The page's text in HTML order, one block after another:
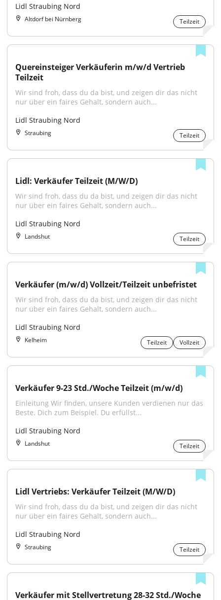
Lidl Straubing Nord
Altdorf bei Nürnberg Teilzeit
Quereinsteiger Verkäuferin m/w/d Vertrieb
Teilzeit
Wir sind froh, dass du da bist, und zeigen dir das nicht
nur über ein faires Gehalt, sondern auch...
Lidl Straubing Nord
Straubing Teilzeit
Lidl: Verkäufer Teilzeit (M/W/D)
Wir sind froh, dass du da bist, und zeigen dir das nicht
nur über ein faires Gehalt, sondern auch...
Lidl Straubing Nord
Landshut Teilzeit
Verkäufer (m/w/d) Vollzeit/Teilzeit unbefristet
Wir sind froh, dass du da bist, und zeigen dir das nicht
nur über ein faires Gehalt, sondern auch...
Lidl Straubing Nord
Kelheim Teilzeit Vollzeit
Verkäufer 9-23 Std./Woche Teilzeit (m/w/d)
Einleitung Wir finden, unsere Kunden verdienen nur das
Beste. Dich zum Beispiel. Du erfüllst...
Lidl Straubing Nord
Landshut Teilzeit
Lidl Vertriebs: Verkäufer Teilzeit (M/W/D)
Wir sind froh, dass du da bist, und zeigen dir das nicht
nur über ein faires Gehalt, sondern auch...
Lidl Straubing Nord
Straubing Teilzeit
Verkäufer mit Stellvertretung 28-32 Std./Woche